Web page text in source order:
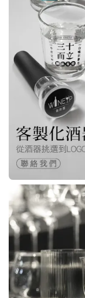
問必
棒！
Q***
22/
很快
快，
包裝
23/
品質